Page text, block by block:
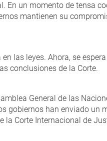
En un momento de tensa
mantienen su
las leyes. Ahora, se
conclusiones de la Corte.
General de las
gobiernos han enviado un
la Corte Internacional de